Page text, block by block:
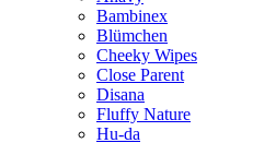
Bambinex
Blümchen
Cheeky Wipes
Close Parent
Disana
Fluffy Nature
Hu-da